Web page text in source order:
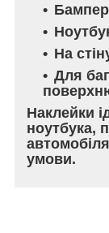
На
Для
Наклейки
ноутбука,
умови.